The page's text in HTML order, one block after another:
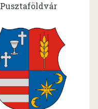
Pusztaföldvár